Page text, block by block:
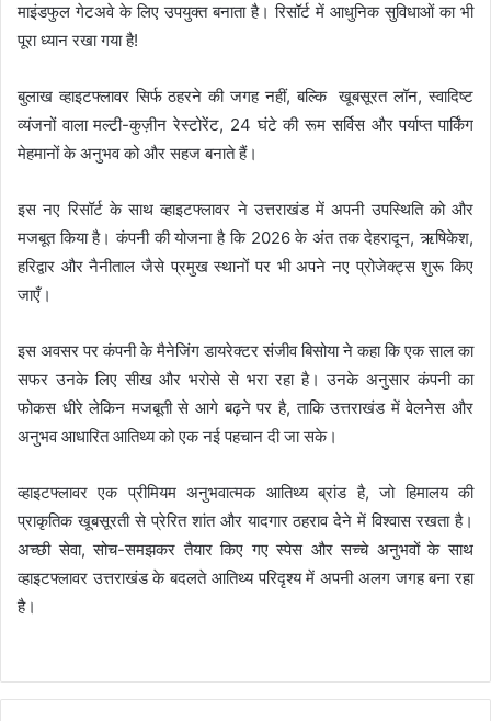
माइंडफुल गेटअवे के लिए उपयुक्त बनाता है। रिसॉर्ट में आधुनिक सुविधाओं का भी
पूरा ध्यान रखा गया है!
बुलाख व्हाइटफ्लावर सिर्फ ठहरने की जगह नहीं, बल्कि खूबसूरत लॉन, स्वादिष्ट
व्यंजनों वाला मल्टी-कुज़ीन रेस्टोरेंट, 24 घंटे की रूम सर्विस और पर्याप्त पार्किंग
मेहमानों के अनुभव को और सहज बनाते हैं।
इस नए रिसॉर्ट के साथ व्हाइटफ्लावर ने उत्तराखंड में अपनी उपस्थिति को और
मजबूत किया है। कंपनी की योजना है कि 2026 के अंत तक देहरादून, ऋषिकेश,
हरिद्वार और नैनीताल जैसे प्रमुख स्थानों पर भी अपने नए प्रोजेक्ट्स शुरू किए
जाएँ।
इस अवसर पर कंपनी के मैनेजिंग डायरेक्टर संजीव बिसोया ने कहा कि एक साल का
सफर उनके लिए सीख और भरोसे से भरा रहा है। उनके अनुसार कंपनी का
फोकस धीरे लेकिन मजबूती से आगे बढ़ने पर है, ताकि उत्तराखंड में वेलनेस और
अनुभव आधारित आतिथ्य को एक नई पहचान दी जा सके।
व्हाइटफ्लावर एक प्रीमियम अनुभवात्मक आतिथ्य ब्रांड है, जो हिमालय की
प्राकृतिक खूबसूरती से प्रेरित शांत और यादगार ठहराव देने में विश्वास रखता है।
अच्छी सेवा, सोच-समझकर तैयार किए गए स्पेस और सच्चे अनुभवों के साथ
व्हाइटफ्लावर उत्तराखंड के बदलते आतिथ्य परिदृश्य में अपनी अलग जगह बना रहा
है।